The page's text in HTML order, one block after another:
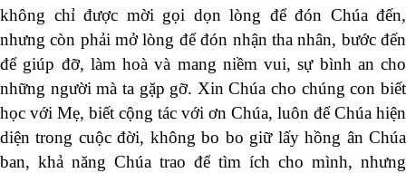
không chỉ được mời gọi dọn lòng để đón Chúa đến,
nhưng còn phải mở lòng để đón nhận tha nhân, bước đến
để giúp đỡ, làm hoà và mang niềm vui, sự bình an cho
những người mà ta gặp gỡ. Xin Chúa cho chúng con biết
học với Mẹ, biết cộng tác với ơn Chúa, luôn để Chúa hiện
diện trong cuộc đời, không bo bo giữ lấy hồng ân Chúa
ban, khả năng Chúa trao để tìm ích cho mình, nhưng